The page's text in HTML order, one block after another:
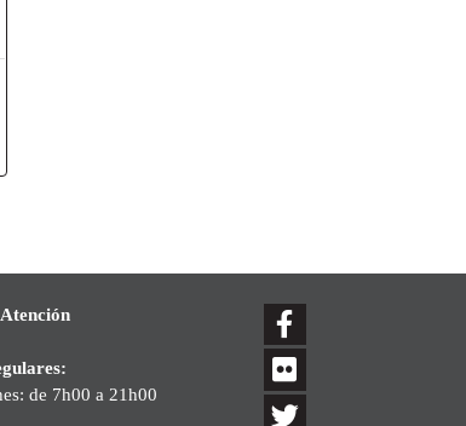
de 7h00 a 21h00